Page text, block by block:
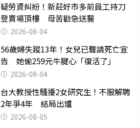
疑勞資糾紛！新莊好市多前員工持刀
登賣場頂樓 母苦勸急送醫
2026-08-04
56歲婦失蹤13年！女兒已聲請死亡宣
告 她偷259元牛腱心「復活了」
2026-08-04
台大教授性騷擾2女研究生！不服解聘
2年爭4年 結局出爐
2026-08-05